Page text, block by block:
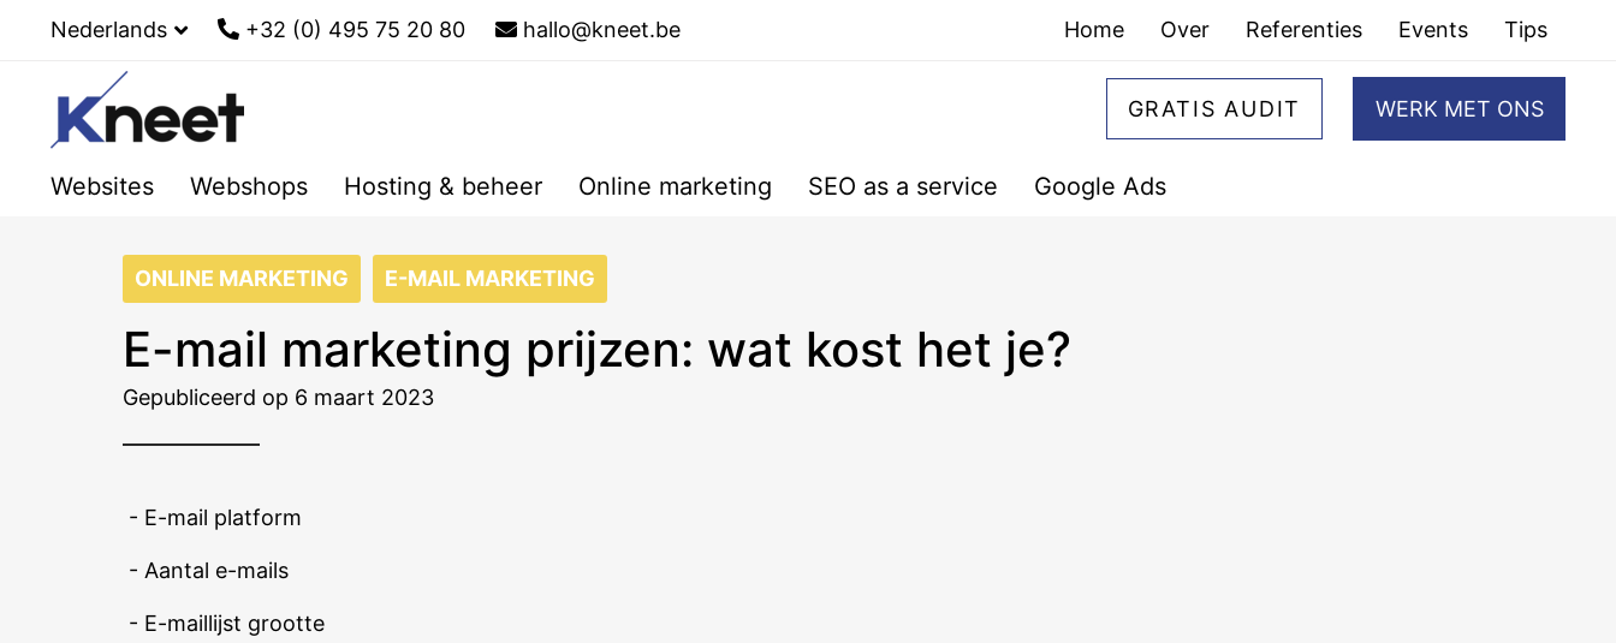
Nederlands +32 (0) 495 75 20 80 hallo@kneet.be Home Over Referenties Events Tips
GRATIS AUDIT WERK MET ONS
Websites Webshops Hosting & beheer Online marketing SEO as a service Google Ads
ONLINE MARKETING E-MAIL MARKETING
E-mail marketing prijzen: wat kost het je?
Gepubliceerd op 6 maart 2023
- E-mail platform
- Aantal e-mails
- E-maillijst grootte